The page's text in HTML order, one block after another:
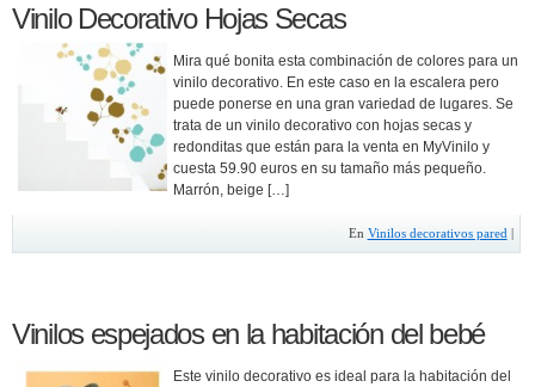
Vinilo Decorativo Hojas Secas
Mira qué bonita esta combinación de colores para un
vinilo decorativo. En este caso en la escalera pero
puede ponerse en una gran variedad de lugares. Se
trata de un vinilo decorativo con hojas secas y
redonditas que están para la venta en MyVinilo y
cuesta 59.90 euros en su tamaño más pequeño.
Marrón, beige […]
En Vinilos decorativos pared
Vinilos espejados en la habitación del bebé
Este vinilo decorativo es ideal para la habitación del